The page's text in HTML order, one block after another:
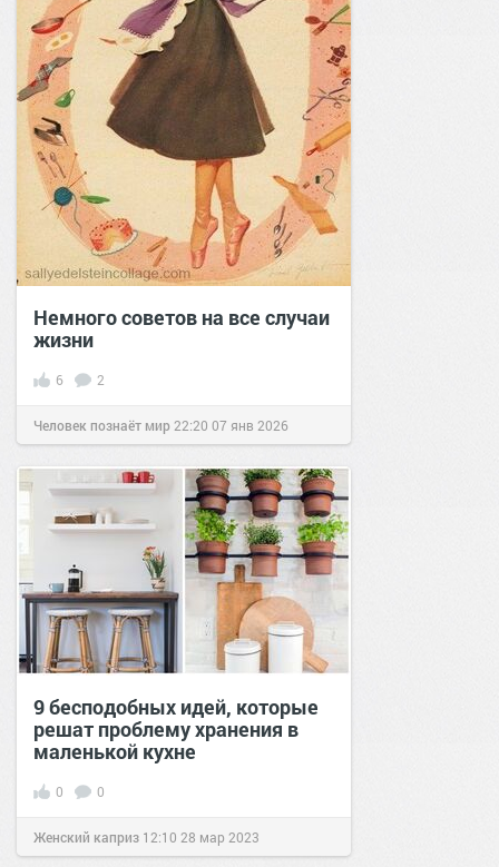
Немного советов на все случаи
жизни
6 2
Человек познаёт мир22:20 07 янв 2026
9 бесподобных идей, которые
решат проблему хранения в
маленькой кухне
0 0
Женский каприз 12:10 28 мар 2023